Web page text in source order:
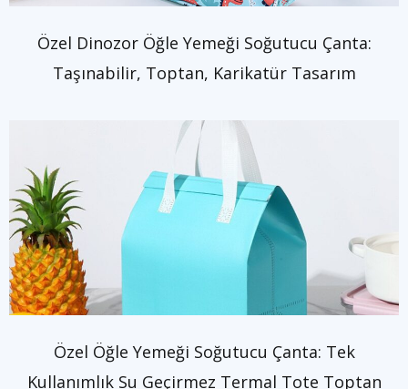
Özel Dinozor Öğle Yemeği Soğutucu Çanta:
Taşınabilir, Toptan, Karikatür Tasarım
Özel Öğle Yemeği Soğutucu Çanta: Tek
Kullanımlık Su Geçirmez Termal Tote Toptan